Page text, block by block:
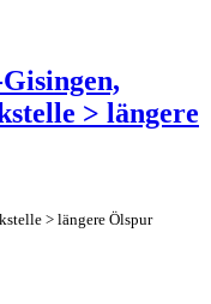
> längere
> längere Ölspur